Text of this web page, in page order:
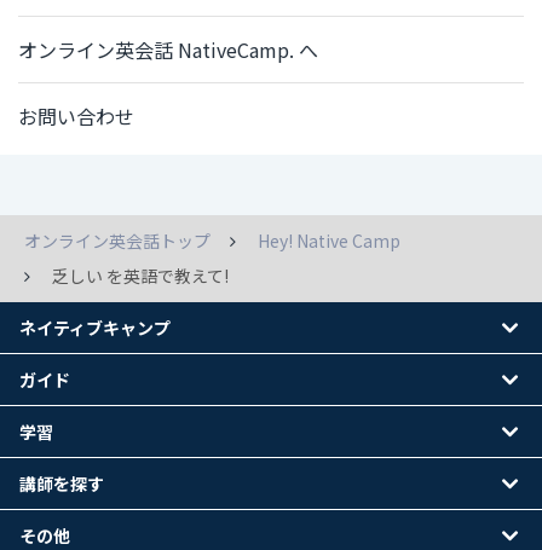
オンライン英会話 NativeCamp. へ
お問い合わせ
オンライン英会話トップ
Hey! Native Camp
乏しい を英語で教えて!
ネイティブキャンプ
ガイド
学習
講師を探す
その他